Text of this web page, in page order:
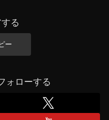
る
ー
ォローする